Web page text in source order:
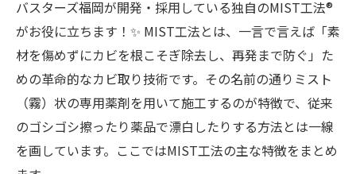
バスターズ福岡が開発・採用している独自のMIST工法®
がお役に立ちます！✨ MIST工法とは、一言で言えば「素
材を傷めずにカビを根こそぎ除去し、再発まで防ぐ」た
めの革命的なカビ取り技術です。その名前の通りミスト
（霧）状の専用薬剤を用いて施工するのが特徴で、従来
のゴシゴシ擦ったり薬品で漂白したりする方法とは一線
を画しています。ここではMIST工法の主な特徴をまとめ